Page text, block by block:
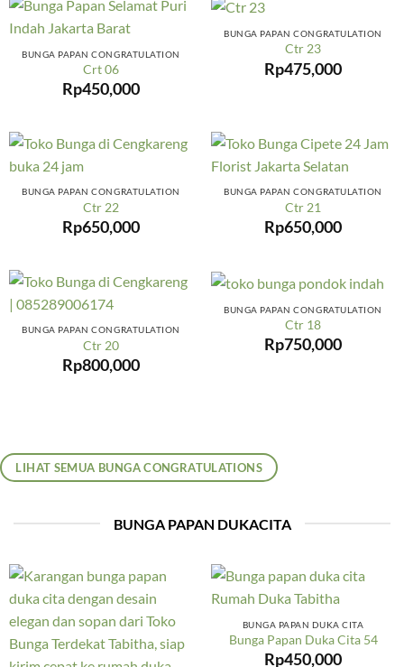
BUNGA PAPAN CONGRATULATION
Crt 06
Rp450,000
BUNGA PAPAN CONGRATULATION
Ctr 23
Rp475,000
BUNGA PAPAN CONGRATULATION
Ctr 22
Rp650,000
BUNGA PAPAN CONGRATULATION
Ctr 21
Rp650,000
BUNGA PAPAN CONGRATULATION
Ctr 20
Rp800,000
BUNGA PAPAN CONGRATULATION
Ctr 18
Rp750,000
LIHAT SEMUA BUNGA CONGRATULATIONS
BUNGA PAPAN DUKACITA
BUNGA PAPAN DUKA CITA
Bunga Papan Duka Cita 54
Rp450,000